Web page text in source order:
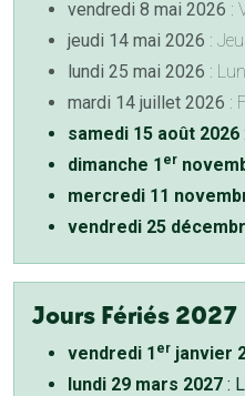
vendredi 8 mai 2026 :
jeudi 14 mai 2026 :
lundi 25 mai 2026 :
mardi 14 juillet 2026 :
samedi 15 août 2026
dimanche 1 er
mercredi 11
vendredi 25
Jours Fériés 2027
vendredi 1 er janvier
lundi 29 mars 2027 :